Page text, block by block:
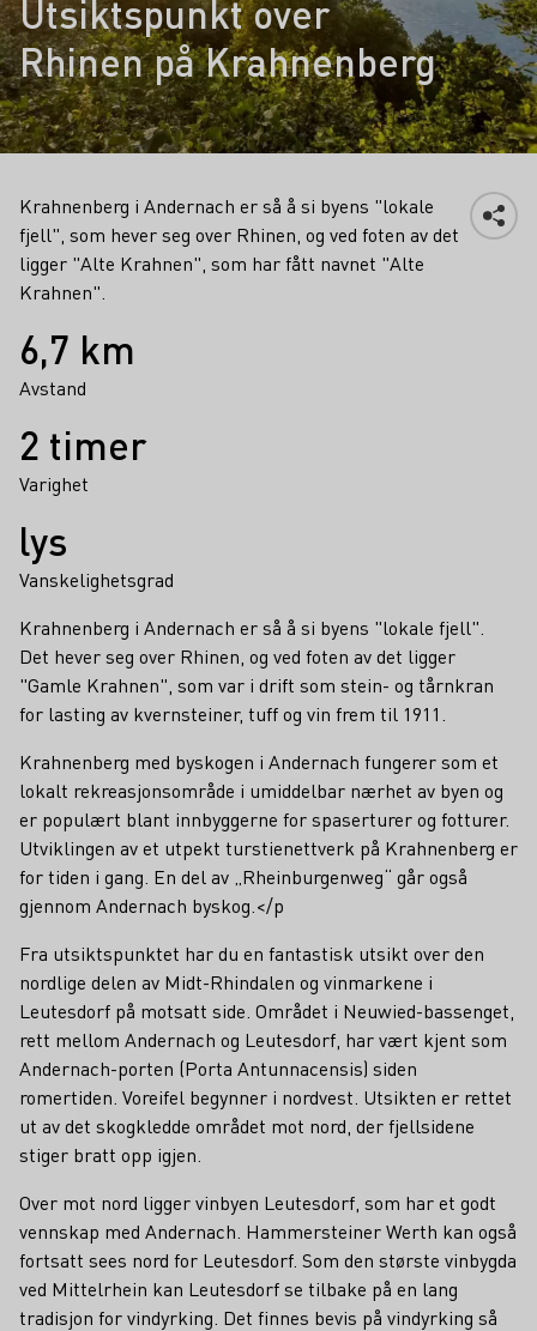
Utsiktspunkt over
Rhinen på Krahnenberg
Krahnenberg i Andernach er så å si byens "lokale
fjell", som hever seg over Rhinen, og ved foten av det
ligger "Alte Krahnen", som har fått navnet "Alte
Krahnen".
Fakta
6,7 km
Avstand
2 timer
Varighet
lys
Vanskelighetsgrad
Krahnenberg i Andernach er så å si byens "lokale fjell".
Det hever seg over Rhinen, og ved foten av det ligger
"Gamle Krahnen", som var i drift som stein- og tårnkran
for lasting av kvernsteiner, tuff og vin frem til 1911.
Krahnenberg med byskogen i Andernach fungerer som et
lokalt rekreasjonsområde i umiddelbar nærhet av byen og
er populært blant innbyggerne for spaserturer og fotturer.
Utviklingen av et utpekt turstienettverk på Krahnenberg er
for tiden i gang. En del av „Rheinburgenweg“ går også
gjennom Andernach byskog.</p
Fra utsiktspunktet har du en fantastisk utsikt over den
nordlige delen av Midt-Rhindalen og vinmarkene i
Leutesdorf på motsatt side. Området i Neuwied-bassenget,
rett mellom Andernach og Leutesdorf, har vært kjent som
Andernach-porten (Porta Antunnacensis) siden
romertiden. Voreifel begynner i nordvest. Utsikten er rettet
ut av det skogkledde området mot nord, der fjellsidene
stiger bratt opp igjen.
Over mot nord ligger vinbyen Leutesdorf, som har et godt
vennskap med Andernach. Hammersteiner Werth kan også
fortsatt sees nord for Leutesdorf. Som den største vinbygda
ved Mittelrhein kan Leutesdorf se tilbake på en lang
tradisjon for vindyrking. Det finnes bevis på vindyrking så